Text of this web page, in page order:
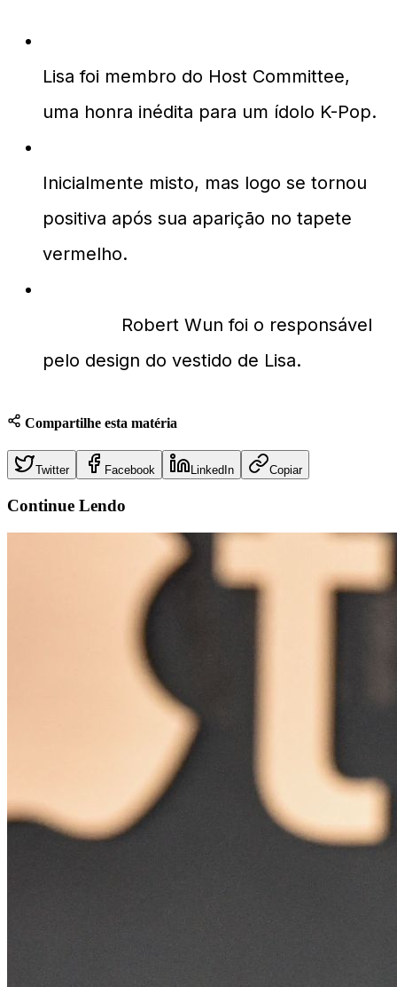
Lisa foi membro do Host Committee,
uma honra inédita para um ídolo K-Pop.
Inicialmente misto, mas logo se tornou
positiva após sua aparição no tapete
vermelho.
Robert Wun foi o responsável
pelo design do vestido de Lisa.
Compartilhe esta matéria
Twitter Facebook LinkedIn Copiar
Continue Lendo